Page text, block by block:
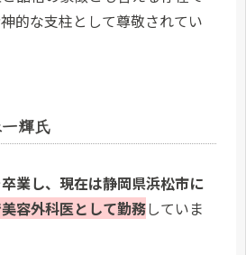
的な支柱として尊敬されてい
輝氏
業し、現在は静岡県浜松市に
容外科医として勤務していま